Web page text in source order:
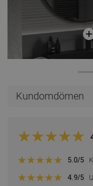
Kundomdömen
5.0/5
4.9/5